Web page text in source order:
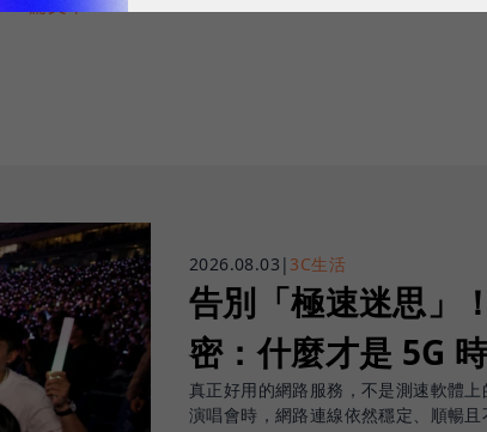
2026.08.03 | 3C生活
告別「極速迷思」
密：什麼才是 5G
真正好用的網路服務，不是測速軟體
演唱會時，網路連線依然穩定、順暢且